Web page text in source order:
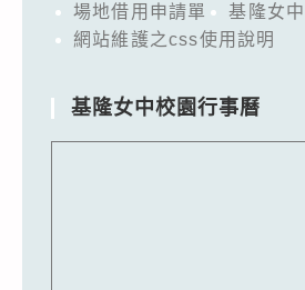
場地借用申請單
基隆女
網站維護之css使用說明
基隆女中校園行事曆